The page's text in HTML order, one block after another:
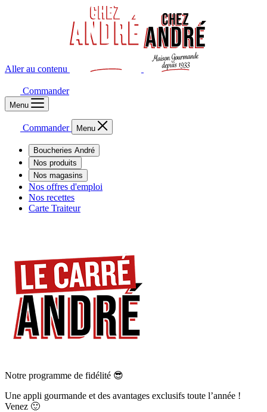
Aller au contenu
Commander
Menu
Commander Menu
Boucheries André
Nos produits
Nos magasins
Nos offres d'emploi
Nos recettes
Carte Traiteur
Notre programme de fidélité 😎
Une appli gourmande et des avantages exclusifs toute l’année !
Venez 🙂